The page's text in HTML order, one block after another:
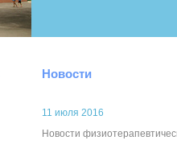
Новости
11 июля 2016
Новости